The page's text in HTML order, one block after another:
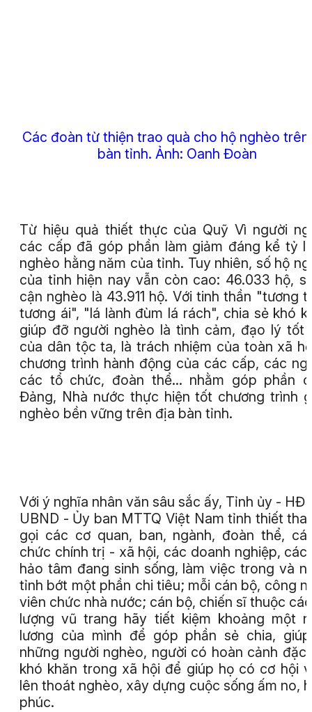
Các đoàn từ thiện trao quà cho hộ nghèo
bàn tỉnh. Ảnh: Oanh Đoàn
Từ hiệu quả thiết thực của Quỹ Vì người
các cấp đã góp phần làm giảm đáng kể tỷ
nghèo hằng năm của tỉnh. Tuy nhiên, số hộ
của tỉnh hiện nay vẫn còn cao: 46.033 hộ,
cận nghèo là 43.911 hộ. Với tinh thần "tương
tương ái", "lá lành đùm lá rách", chia sẻ khó
giúp đỡ người nghèo là tình cảm, đạo lý tốt
của dân tộc ta, là trách nhiệm của toàn xã
chương trình hành động của các cấp, các
các tổ chức, đoàn thể... nhằm góp phần
Đảng, Nhà nước thực hiện tốt chương trình
nghèo bền vững trên địa bàn tỉnh.
Với ý nghĩa nhân văn sâu sắc ấy, Tỉnh ủy -
UBND - Ủy ban MTTQ Việt Nam tỉnh thiết tha
gọi các cơ quan, ban, ngành, đoàn thể,
chức chính trị - xã hội, các doanh nghiệp, các
hảo tâm đang sinh sống, làm việc trong và
tỉnh bớt một phần chi tiêu; mỗi cán bộ, công
viên chức nhà nước; cán bộ, chiến sĩ thuộc
lượng vũ trang hãy tiết kiệm khoảng một
lương của mình để góp phần sẻ chia,
những người nghèo, người có hoàn cảnh đặc
khó khăn trong xã hội để giúp họ có cơ hội
lên thoát nghèo, xây dựng cuộc sống ấm no,
phúc.